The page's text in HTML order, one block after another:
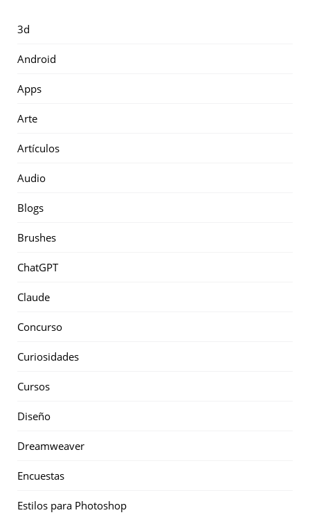
3d
Android
Apps
Arte
Artículos
Audio
Blogs
Brushes
ChatGPT
Claude
Concurso
Curiosidades
Cursos
Diseño
Dreamweaver
Encuestas
Estilos para Photoshop